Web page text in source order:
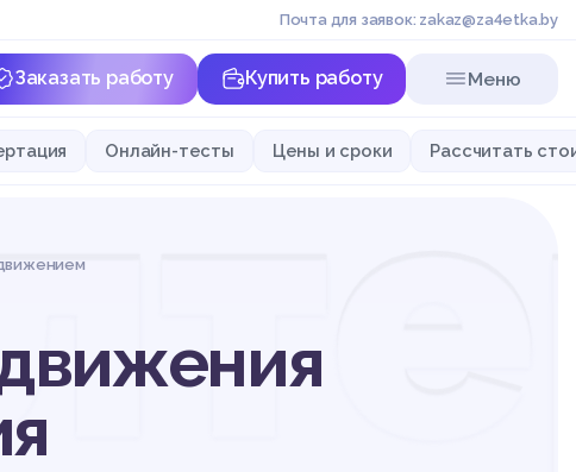
Почта для заявок: zakaz@za4etka.by
Заказать работу Купить работу Меню
Онлайн-тесты Цены и сроки Рассчитать
движения